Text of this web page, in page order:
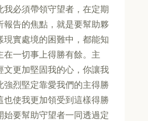
我必須帶領守望者，在定期
報告的焦點，就是要幫助夥
現實處境的困難中，都能知
在一切事上得勝有餘。主
文更加堅固我的心，你讓我
強烈堅定靠愛我們的主得勝
也使我更加領受到這樣得勝
始要幫助守望者一同透過定